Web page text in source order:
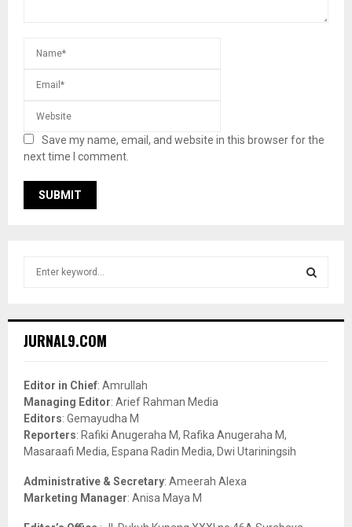
Save my name, email, and website in this browser for the
next time I comment.
h
o
r
:
JURNAL9.COM
Editor in Chief: Amrullah
Managing Editor: Arief Rahman Media
Editors: Gemayudha M
Reporters: Rafiki Anugeraha M, Rafika Anugeraha M,
Masaraafi Media, Espana Radin Media, Dwi Utariningsih
Administrative & Secretary: Ameerah Alexa
Marketing Manager: Anisa Maya M